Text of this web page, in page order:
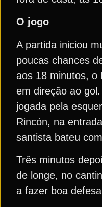
O jogo
A partida iniciou
poucas chances
aos 18 minutos, o
em direção ao
jogada pela
Rincón, na
santista bateu
Três minutos
de longe, no
a fazer boa